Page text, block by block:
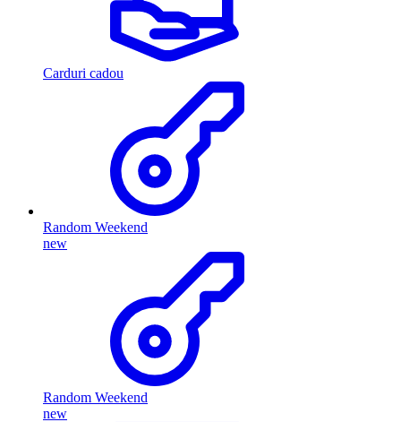
Carduri cadou
Random Weekend
new
Random Weekend
new